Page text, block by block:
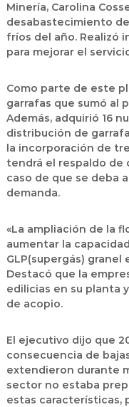
Minería, Carolina
desabastecimiento
fríos del año. Realizó
para mejorar el
Como parte de este
garrafas que sumó al
Además, adquirió 16
distribución de
la incorporación de
tendrá el respaldo de
caso de que se deba
demanda.
«La ampliación de la
aumentar la
GLP(supergás) granel
Destacó que la
edilicias en su planta
de acopio.
El ejecutivo dijo que
consecuencia de
extendieron durante
sector no estaba
estas características,